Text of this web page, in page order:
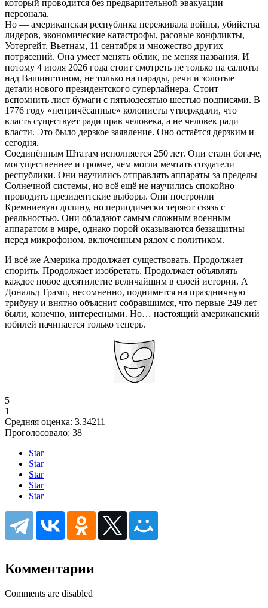
который проводится без предварительной эвакуации
персонала.
Но — американская республика переживала войны, убийства
лидеров, экономические катастрофы, расовые конфликты,
Уотергейт, Вьетнам, 11 сентября и множество других
потрясений. Она умеет менять облик, не меняя названия. И
потому 4 июля 2026 года стоит смотреть не только на салюты
над Вашингтоном, не только на парады, речи и золотые
детали нового президентского суперлайнера. Стоит
вспомнить лист бумаги с пятьюдесятью шестью подписями. В
1776 году «непричёсанные» колонисты утверждали, что
власть существует ради прав человека, а не человек ради
власти. Это было дерзкое заявление. Оно остаётся дерзким и
сегодня.
Соединённым Штатам исполняется 250 лет. Они стали богаче,
могущественнее и громче, чем могли мечтать создатели
республики. Они научились отправлять аппараты за пределы
Солнечной системы, но всё ещё не научились спокойно
проводить президентские выборы. Они построили
Кремниевую долину, но периодически теряют связь с
реальностью. Они обладают самым сложным военным
аппаратом в мире, однако порой оказываются беззащитны
перед микрофоном, включённым рядом с политиком.
И всё же Америка продолжает существовать. Продолжает
спорить. Продолжает изобретать. Продолжает объявлять
каждое новое десятилетие величайшим в своей истории. А
Дональд Трамп, несомненно, поднимется на праздничную
трибуну и внятно объяснит собравшимся, что первые 249 лет
были, конечно, интересными. Но… настоящий американский
юбилей начинается только теперь.
5
1
Средняя оценка: 3.34211
Проголосовало: 38
Star
Star
Star
Star
Star
Комментарии
Comments are disabled